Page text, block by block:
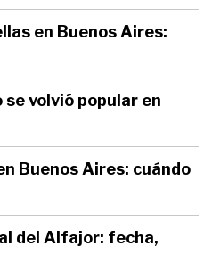
en Buenos Aires:
volvió popular en
Buenos Aires: cuándo
del Alfajor: fecha,